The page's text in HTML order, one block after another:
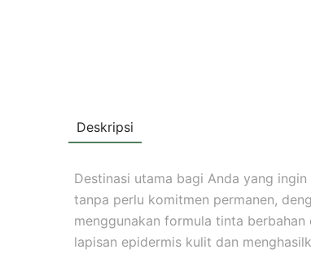
Deskripsi
Destinasi utama bagi Anda yang
tanpa perlu komitmen permanen,
menggunakan formula tinta
lapisan epidermis kulit dan